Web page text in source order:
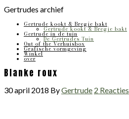
Gertrudes archief
Gertrude kookt & Bregje bakt
Gertrude kookt & Bregje bakt
Gertrude in de tuin
De Gertrudes Tuin
Out of the Verhuisbox
Grafische vormgeving
Winkel
over
Blanke roux
30 april 2018 ByGertrude 2 Reacties